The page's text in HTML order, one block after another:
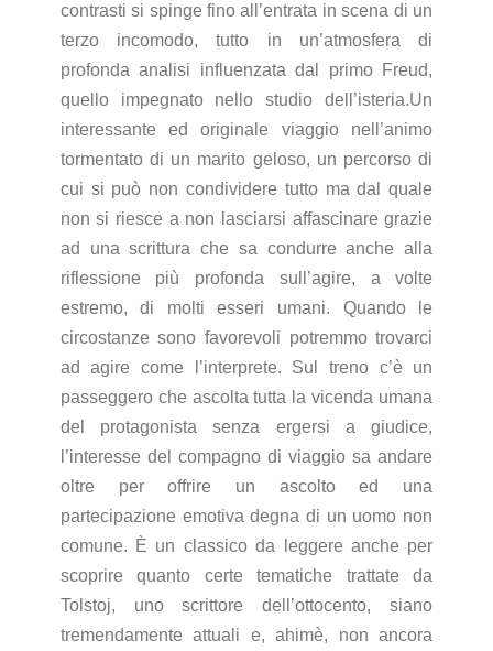
contrasti si spinge fino all’entrata in scena di un
terzo incomodo, tutto in un’atmosfera di
profonda analisi influenzata dal primo Freud,
quello impegnato nello studio dell’isteria.Un
interessante ed originale viaggio nell’animo
tormentato di un marito geloso, un percorso di
cui si può non condividere tutto ma dal quale
non si riesce a non lasciarsi affascinare grazie
ad una scrittura che sa condurre anche alla
riflessione più profonda sull’agire, a volte
estremo, di molti esseri umani. Quando le
circostanze sono favorevoli potremmo trovarci
ad agire come l’interprete. Sul treno c’è un
passeggero che ascolta tutta la vicenda umana
del protagonista senza ergersi a giudice,
l’interesse del compagno di viaggio sa andare
oltre per offrire un ascolto ed una
partecipazione emotiva degna di un uomo non
comune. È un classico da leggere anche per
scoprire quanto certe tematiche trattate da
Tolstoj, uno scrittore dell’ottocento, siano
tremendamente attuali e, ahimè, non ancora